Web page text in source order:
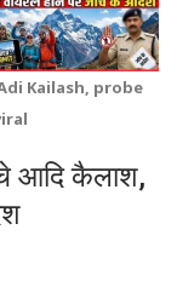
Kailash, probe
आदि कैलाश,